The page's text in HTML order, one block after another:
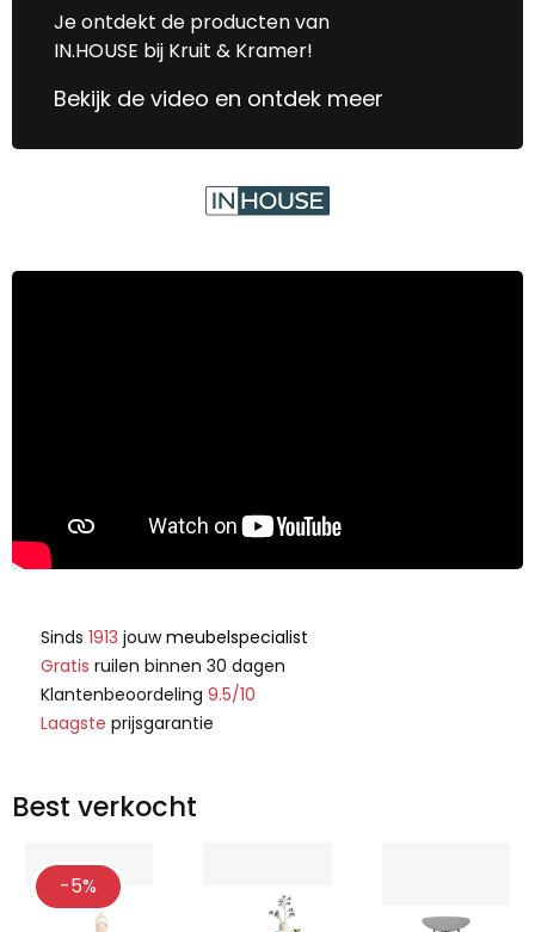
Je ontdekt de producten van
IN.HOUSE bij Kruit & Kramer!
Bekijk de video en ontdek meer
Sinds 1913 jouwmeubelspecialist
Gratis ruilen binnen 30 dagen
Klantenbeoordeling 9.5/10
Laagste prijsgarantie
Best verkocht
-5%